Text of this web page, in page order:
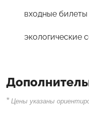
входные билеты
экологические
* Цены указаны